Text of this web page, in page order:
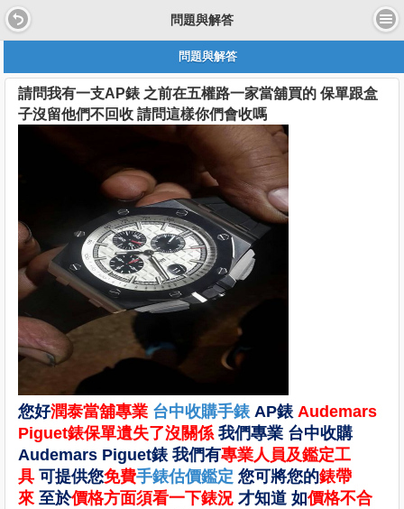
問題與解答
問題與解答
請問我有一支AP錶 之前在五權路一家當舖買的 保單跟盒
子沒留他們不回收 請問這樣你們會收嗎
您好潤泰當舖專業 台中收購手錶 AP錶 Audemars
Piguet錶保單遺失了沒關係我們專業 台中收購
Audemars Piguet錶 我們有專業人員及鑑定工
具 可提供您免費手錶估價鑑定 您可將您的錶帶
來至於價格方面須看一下錶況 才知道 如價格不合